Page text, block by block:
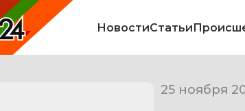
НовостиСтатьи
25 ноября